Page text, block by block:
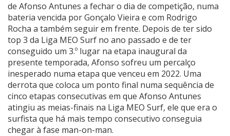
de Afonso Antunes a fechar o dia de competição, numa
bateria vencida por Gonçalo Vieira e com Rodrigo
Rocha a também seguir em frente. Depois de ter sido
top 3 da Liga MEO Surf no ano passado e de ter
conseguido um 3.º lugar na etapa inaugural da
presente temporada, Afonso sofreu um percalço
inesperado numa etapa que venceu em 2022. Uma
derrota que coloca um ponto final numa sequência de
cinco etapas consecutivas em que Afonso Antunes
atingiu as meias-finais na Liga MEO Surf, ele que era o
surfista que há mais tempo consecutivo conseguia
chegar à fase man-on-man.